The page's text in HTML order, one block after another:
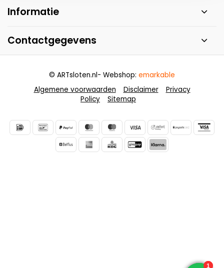
Informatie
Contactgegevens
Algemene voorwaarden Disclaimer
Privacy
Policy
Sitemap
© ARTsloten.nl- Webshop: emarkable